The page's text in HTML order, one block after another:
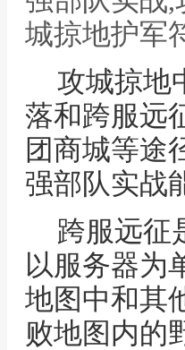
城掠地护军
攻城掠地
落和跨服远
团商城等途
强部队实战
跨服远征
以服务器为
地图中和其
败地图内的